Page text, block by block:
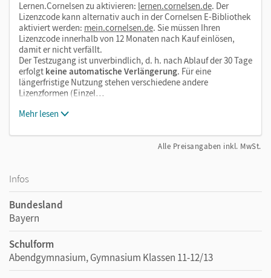
E-Book
kapitelseitengenaue Materialanordnung
Vorlagen für alle Aufgaben (sofern benötigt)
Kopiervorlagen
ggf. weitere aufgabenspezifische Dateien
Schüler/-innen jederzeit unkompliziert darauf zugreifen
können. So gestalten Sie das Lehren und Lernen zeitsparend
und abwechslungsreich. Kein Medienwechsel! Kein
Lernen.Cornelsen zu aktivieren: lernen.cornelsen.de. Der
Lizenzcode kann alternativ auch in der Cornelsen E-Bibliothek
aktiviert werden: mein.cornelsen.de. Sie müssen Ihren
Lizenzcode innerhalb von 12 Monaten nach Kauf einlösen,
damit er nicht verfällt.
Der Testzugang ist unverbindlich, d. h. nach Ablauf der 30 Tage
erfolgt keine automatische Verlängerung. Für eine
längerfristige Nutzung stehen verschiedene andere
Lizenzformen (Einzel…
Mehr lesen
Alle Preisangaben inkl. MwSt.
Infos
Bundesland
Bayern
Schulform
Abendgymnasium, Gymnasium Klassen 11-12/13